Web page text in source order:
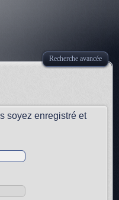
Recherche avancée
soyez enregistré et